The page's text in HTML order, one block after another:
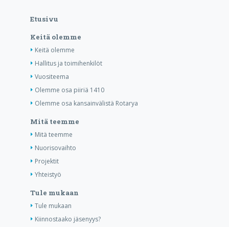
Etusivu
Keitä olemme
Keitä olemme
Hallitus ja toimihenkilöt
Vuositeema
Olemme osa piiriä 1410
Olemme osa kansainvälistä Rotarya
Mitä teemme
Mitä teemme
Nuorisovaihto
Projektit
Yhteistyö
Tule mukaan
Tule mukaan
Kiinnostaako jäsenyys?